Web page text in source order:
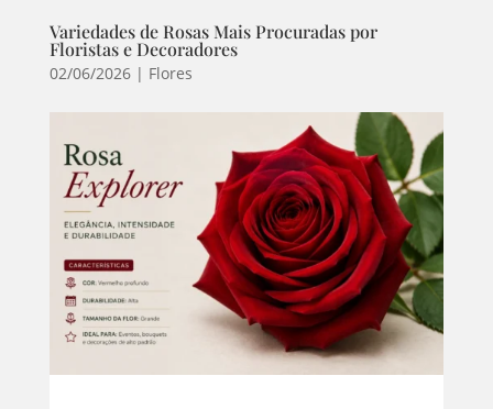
Variedades de Rosas Mais Procuradas por
Floristas e Decoradores
02/06/2026| Flores